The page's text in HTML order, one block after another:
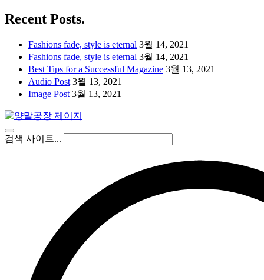
Recent Posts.
Fashions fade, style is eternal 3월 14, 2021
Fashions fade, style is eternal 3월 14, 2021
Best Tips for a Successful Magazine 3월 13, 2021
Audio Post 3월 13, 2021
Image Post 3월 13, 2021
검색 사이트...